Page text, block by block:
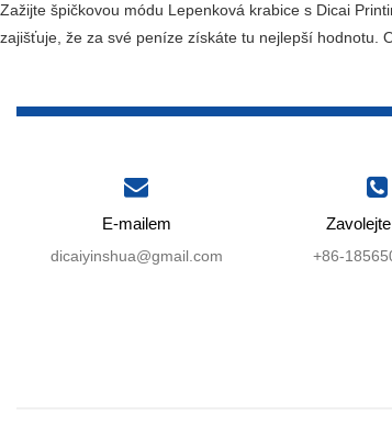
Zažijte špičkovou módu Lepenková krabice s Dicai
zajišťuje, že za své peníze získáte tu nejlepší hodnotu.
E-mailem
dicaiyinshua@gmail.com +86-